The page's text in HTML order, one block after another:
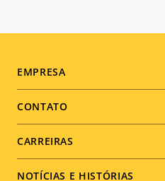
Footer
menu
EMPRESA
CONTATO
CARREIRAS
NOTÍCIAS E HISTÓRIAS